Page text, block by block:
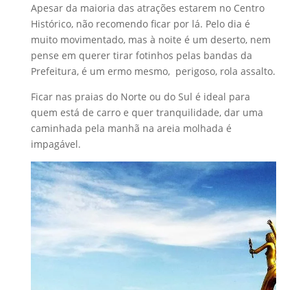
Apesar da maioria das atrações estarem no Centro
Histórico, não recomendo ficar por lá. Pelo dia é
muito movimentado, mas à noite é um deserto, nem
pense em querer tirar fotinhos pelas bandas da
Prefeitura, é um ermo mesmo, perigoso, rola assalto.
Ficar nas praias do Norte ou do Sul é ideal para
quem está de carro e quer tranquilidade, dar uma
caminhada pela manhã na areia molhada é
impagável.